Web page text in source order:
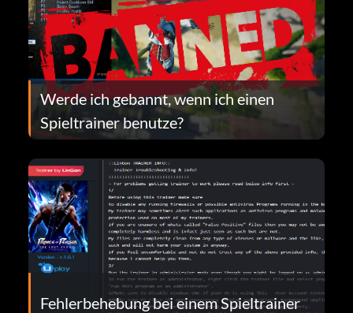
Werde ich gebannt, wenn ich einen
Spieltrainer benutze?
Fehlerbehebung bei einem Spieltrainer